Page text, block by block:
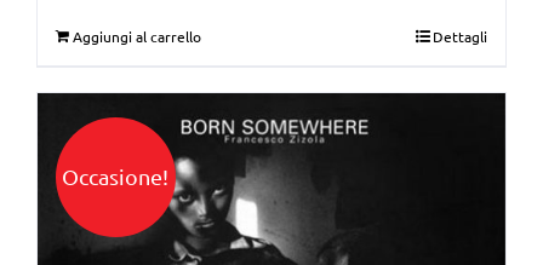
era:
€25,00.
è:
€15,00.
Aggiungi al carrello Dettagli
Occasione!